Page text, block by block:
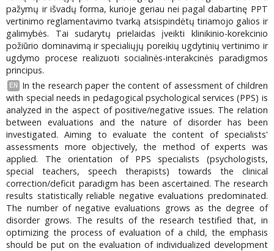
pažymų ir išvadų forma, kurioje geriau nei pagal dabartinę PPT
vertinimo reglamentavimo tvarką atsispindėtų tiriamojo galios ir
galimybės. Tai sudarytų prielaidas įveikti klinikinio-korekcinio
požiūrio dominavimą ir specialiųjų poreikių ugdytinių vertinimo ir
ugdymo procese realizuoti socialinės-interakcinės paradigmos
principus.
EN
In the research paper the content of assessment of children
with special needs in pedagogical psychological services (PPS) is
analyzed in the aspect of positive/negative issues. The relation
between evaluations and the nature of disorder has been
investigated. Aiming to evaluate the content of specialists'
assessments more objectively, the method of experts was
applied. The orientation of PPS specialists (psychologists,
special teachers, speech therapists) towards the clinical
correction/deficit paradigm has been ascertained. The research
results statistically reliable negative evaluations predominated.
The number of negative evaluations grows as the degree of
disorder grows. The results of the research testified that, in
optimizing the process of evaluation of a child, the emphasis
should be put on the evaluation of individualized development